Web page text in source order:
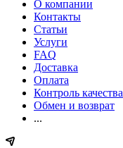
О компании
Контакты
Статьи
Услуги
FAQ
Доставка
Оплата
Контроль качества
Обмен и возврат
...